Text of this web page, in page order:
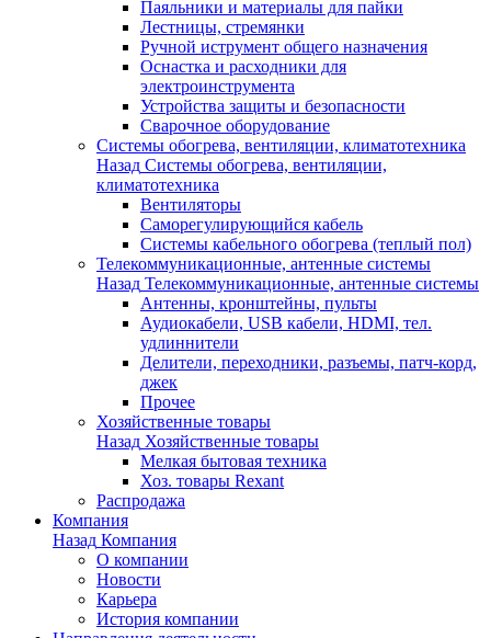
Паяльники и материалы для пайки
Лестницы, стремянки
Ручной иструмент общего назначения
Оснастка и расходники для
электроинструмента
Устройства защиты и безопасности
Сварочное оборудование
Системы обогрева, вентиляции, климатотехника
Назад Системы обогрева, вентиляции,
климатотехника
Вентиляторы
Саморегулирующийся кабель
Системы кабельного обогрева (теплый пол)
Телекоммуникационные, антенные системы
Назад Телекоммуникационные, антенные системы
Антенны, кронштейны, пульты
Аудиокабели, USB кабели, HDMI, тел.
удлиннители
Делители, переходники, разъемы, патч-корд,
джек
Прочее
Хозяйственные товары
Назад Хозяйственные товары
Мелкая бытовая техника
Хоз. товары Rexant
Распродажа
Компания
Назад Компания
О компании
Новости
Карьера
История компании